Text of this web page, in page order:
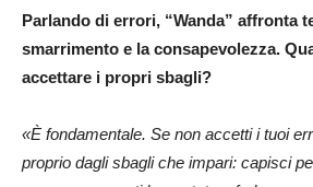
Parlando di errori, “Wanda” affronta
smarrimento e la consapevolezza.
accettare i propri sbagli?
«È fondamentale. Se non accetti i tuoi
proprio dagli sbagli che impari: capisci